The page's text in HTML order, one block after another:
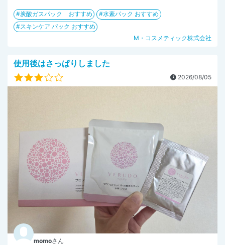
炭酸ガスパック おすすめ
水素パック おすすめ
スキンケア パック おすすめ
M・コスメティック株式会社
使用後はさっぱりしました
2026/08/05
momoさん